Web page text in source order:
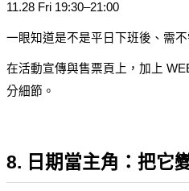
11.28 Fri 19:30–21:00
一眼知道是不是平日下班後、需不
在活動宣傳與售票頁上，加上
分細節。
8. 日期當主角：把它